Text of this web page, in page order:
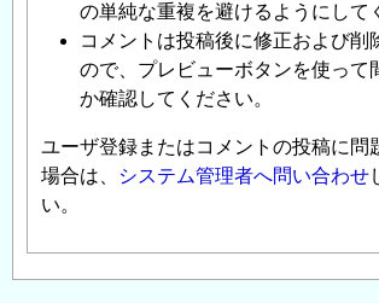
の単純な重複を避けるようにして
コメントは投稿後に修正および削
ので、プレビューボタンを使って
か確認してください。
ユーザ登録またはコメントの投稿に問
場合は、
システム管理者へ問い合わせ
い。